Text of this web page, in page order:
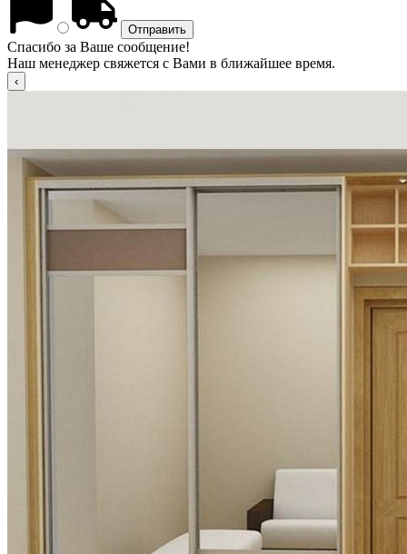
Спасибо за Ваше сообщение!
Наш менеджер свяжется с Вами в ближайшее время.